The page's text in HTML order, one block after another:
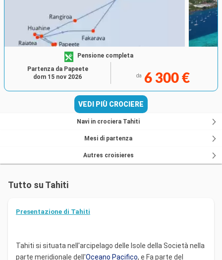
Pensione completa
da 6 300 €
Partenza da Papeete
dom 15 nov 2026
VEDI PIÙ CROCIERE
Navi in crociera Tahiti
Mesi di partenza
Autres croisieres
Tutto su Tahiti
Presentazione di Tahiti
Tahiti si situata nell'arcipelago delle Isole della Società nella
parte meridionale dell'Oceano Pacifico, e Fa parte del